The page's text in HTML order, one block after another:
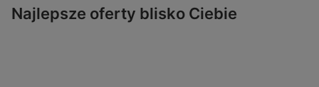
Najlepsze oferty blisko Ciebie